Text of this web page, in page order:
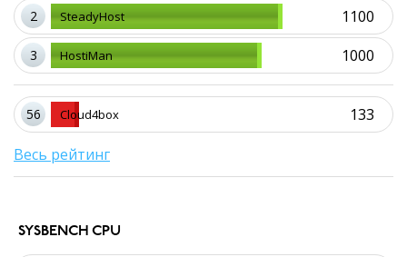
2 1100
SteadyHost
3 1000
HostiMan
56 133
Cloud4box
Весь рейтинг
SYSBENCH CPU